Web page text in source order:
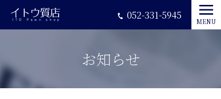
052-331-5945
MENU
お知らせ